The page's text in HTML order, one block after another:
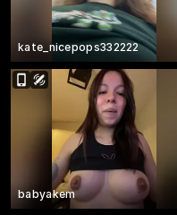
kate_nicepops332222
babyakem